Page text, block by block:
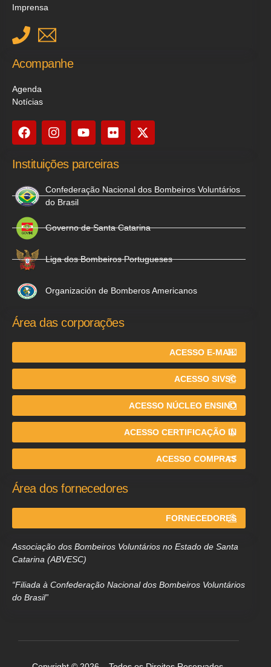
Imprensa
Acompanhe
Agenda
Notícias
Instituições parceiras
Confederação Nacional dos Bombeiros Voluntários
do Brasil
Governo de Santa Catarina
Liga dos Bombeiros Portugueses
Organización de Bomberos Americanos
Área das corporações
ACESSO E-MAIL
ACESSO SIVSC
ACESSO NÚCLEO ENSINO
ACESSO CERTIFICAÇÃO IN
ACESSO COMPRAS
Área dos fornecedores
FORNECEDORES
Associação dos Bombeiros Voluntários no Estado de Santa
Catarina (ABVESC)
“Filiada à Confederação Nacional dos Bombeiros Voluntários
do Brasil”